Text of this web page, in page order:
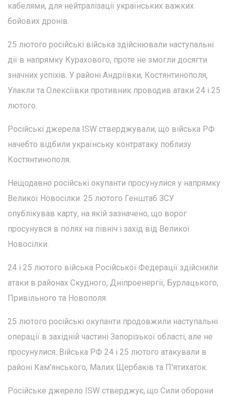
кабелями, для нейтралізації українських важких
бойових дронів.
25 лютого російські війська здійснювали наступальні
дії в напрямку Курахового, проте не змогли досягти
значних успіхів. У районі Андріївки, Костянтинополя,
Улакли та Олексіївки противник проводив атаки 24 і 25
лютого.
Російські джерела ISW стверджували, що війська РФ
начебто відбили українську контратаку поблизу
Костянтинополя.
Нещодавно російські окупанти просунулися у напрямку
Великої Новосілки. 25 лютого Генштаб ЗСУ
опублікував карту, на якій зазначено, що ворог
просунувся в полях на північ і захід від Великої
Новосілки.
24 і 25 лютого війська Російської Федерації здійснили
атаки в районах Скудного, Дніпроенергії, Бурлацького,
Привільного та Новополя.
25 лютого російські окупанти продовжили наступальні
операції в західній частині Запорізької області, але не
просунулися. Війська РФ 24 і 25 лютого атакували в
районі Кам'янського, Малих Щербаків та П'ятихаток.
Російське джерело ISW стверджує, що Сили оборони